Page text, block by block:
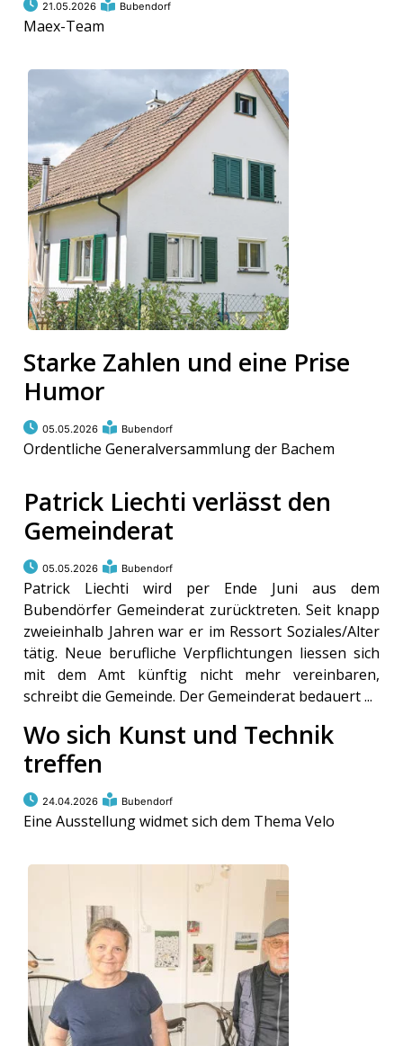
21.05.2026 Bubendorf
Maex-Team
Starke Zahlen und eine Prise
Humor
05.05.2026 Bubendorf
Ordentliche Generalversammlung der Bachem
Patrick Liechti verlässt den
Gemeinderat
05.05.2026 Bubendorf
Patrick Liechti wird per Ende Juni aus dem
Bubendörfer Gemeinderat zurücktreten. Seit knapp
zweieinhalb Jahren war er im Ressort Soziales/Alter
tätig. Neue berufliche Verpflichtungen liessen sich
mit dem Amt künftig nicht mehr vereinbaren,
schreibt die Gemeinde. Der Gemeinderat bedauert ...
Wo sich Kunst und Technik
treffen
24.04.2026 Bubendorf
Eine Ausstellung widmet sich dem Thema Velo